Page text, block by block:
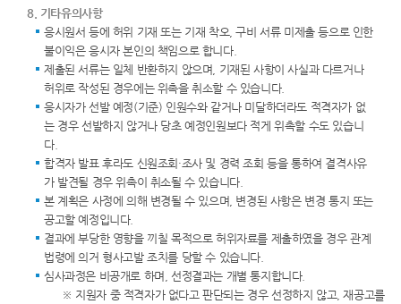
8. 기타유의사항
응시원서 등에 허위 기재 또는 기재 착오, 구비 서류 미제출 등으로 인한
불이익은 응시자 본인의 책임으로 합니다.
제출된 서류는 일체 반환하지 않으며, 기재된 사항이 사실과 다르거나
허위로 작성된 경우에는 위촉을 취소할 수 있습니다.
응시자가 선발 예정(기준) 인원수와 같거나 미달하더라도 적격자가 없
는 경우 선발하지 않거나 당초 예정인원보다 적게 위촉할 수도 있습니
다.
합격자 발표 후라도 신원조회·조사 및 경력 조회 등을 통하여 결격사유
가 발견될 경우 위촉이 취소될 수 있습니다.
본 계획은 사정에 의해 변경될 수 있으며, 변경된 사항은 변경 통지 또는
공고할 예정입니다.
결과에 부당한 영향을 끼칠 목적으로 허위자료를 제출하였을 경우 관계
법령에 의거 형사고발 조치를 당할 수 있습니다.
심사과정은 비공개로 하며, 선정결과는 개별 통지합니다.
※ 지원자 중 적격자가 없다고 판단되는 경우 선정하지 않고, 재공고를